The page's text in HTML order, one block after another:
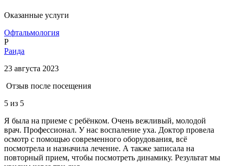
Оказанные услуги
Офтальмология
Р
Раида
23 августа 2023
Отзыв после посещения
5 из 5
Я была на приеме с ребёнком. Очень вежливый, молодой
врач. Профессионал. У нас воспаление уха. Доктор провела
осмотр с помощью современного оборудования, всё
посмотрела и назначила лечение. А также записала на
повторный прием, чтобы посмотреть динамику. Результат мы